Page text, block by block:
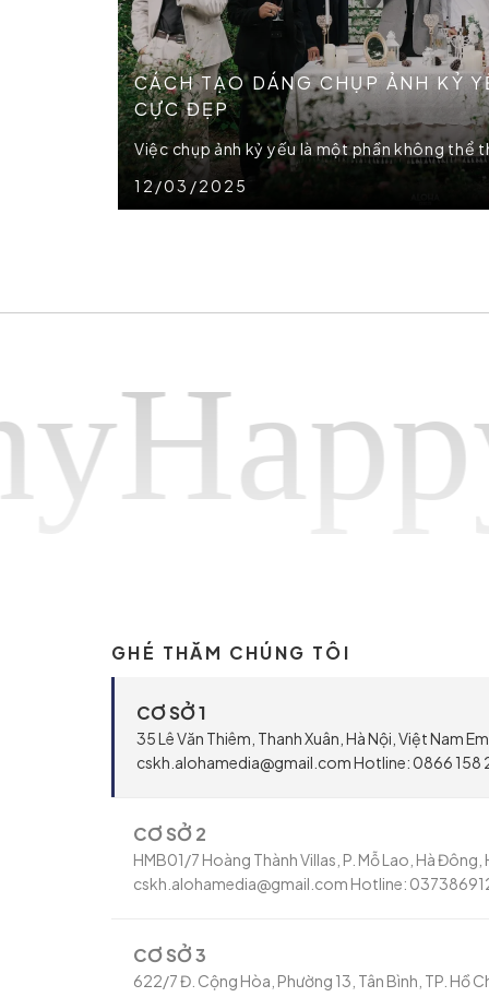
CÁCH TẠO DÁNG CHỤP ẢNH KỶ
CỰC ĐẸP
12/03/2025
Việc chụp ảnh kỷ yếu là một phần không thể
GHÉ THĂM CHÚNG TÔI
CƠ SỞ 1
35 Lê Văn Thiêm, Thanh Xuân, Hà Nội, Việt Nam
cskh.alohamedia@gmail.com Hotline: 0866 158
CƠ SỞ 2
HMB01/7 Hoàng Thành Villas, P. Mỗ Lao, Hà Đông,
cskh.alohamedia@gmail.com Hotline:
CƠ SỞ 3
622/7 Đ. Cộng Hòa, Phường 13, Tân Bình, TP. Hồ